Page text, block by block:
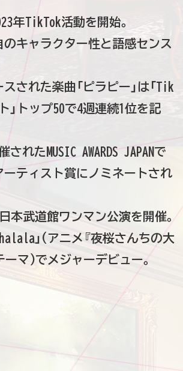
年TikTok活動を開始。
のキャラクター性と語感センス
された楽曲「ピラピー」は「Tik
」トップ50で4週連続1位を記
れたMUSIC AWARDS JAPANで
ーティスト賞にノミネートされ
本武道館ワンマン公演を開催。
」(アニメ『夜桜さんちの大
ーマ)でメジャーデビュー。